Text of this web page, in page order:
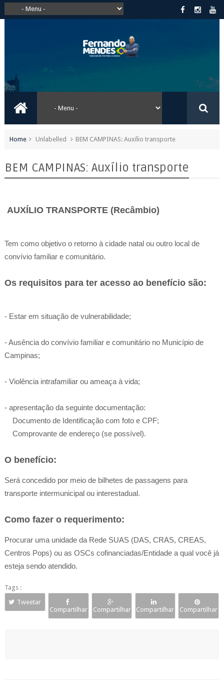
Home Unlabelled BEM CAMPINAS: Auxílio transporte
BEM CAMPINAS: Auxílio transporte
AUXÍLIO TRANSPORTE (Recâmbio)
Tem como objetivo o retorno à cidade natal ou outro local de
convívio familiar e comunitário.
Os requisitos para ter acesso ao benefício são:
- Estar em situação de vulnerabilidade;
- Ausência do convívio familiar e comunitário no Município de
Campinas;
- Violência intrafamiliar ou ameaça à vida;
- apresentação da seguinte documentação:
Documento de Identificação com foto e CPF;
Comprovante de endereço (se possível).
O benefício:
Será concedido por meio de bilhetes de passagens para
transporte intermunicipal ou interestadual.
Como fazer o requerimento:
Procurar uma unidade da Rede SUAS (DAS, CRAS, CREAS,
Centros Pops) ou as OSCs cofinanciadas/Entidade a qual você já
esteja sendo atendido.
Tags :
Tweetar
Compartilhar
Compartilhar Compartilhar Compartilhar